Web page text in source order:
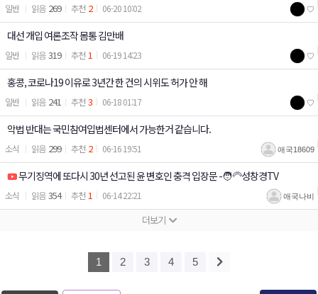
일반 ♡
269 2 06-20 10:02
일반
대선 개입 여론조작 몸통 김만배
♡
319 1 06-19 14:23
일반
홍콩, 코로나19 이유로 3년간 한 건의 시위도 허가 안 해
♡
241 3 06-18 01:17
소식
악법 반대는 국민참여입법센터에서 가능한거 같습니다.
애국18609
299 2 06-16 19:51
소식
무기징역에 또다시 30년 선고된 윤 변호인 충격 입장문 -🧑‍🦳성창경TV
애국나비
354 1 06-14 22:21
1 2 3 4 5